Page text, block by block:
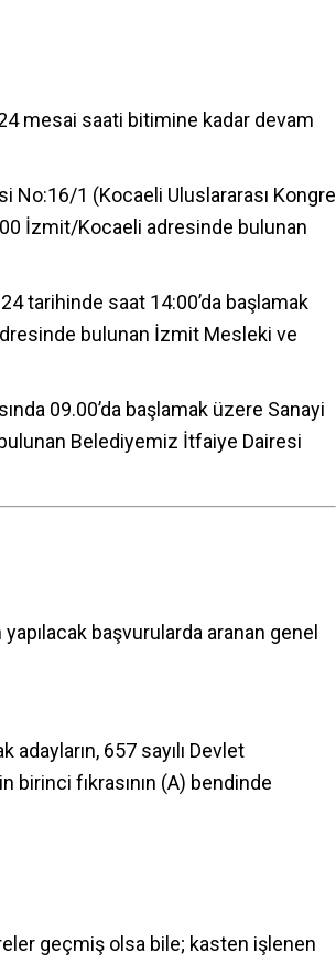
mesai saati bitimine kadar devam
No:16/1 (Kocaeli Uluslararası Kongre
İzmit/Kocaeli adresinde bulunan
tarihinde saat 14:00’da başlamak
bulunan İzmit Mesleki ve
09.00’da başlamak üzere Sanayi
Belediyemiz İtfaiye Dairesi
başvurularda aranan genel
657 sayılı Devlet
birinci fıkrasının (A) bendinde
geçmiş olsa bile; kasten işlenen